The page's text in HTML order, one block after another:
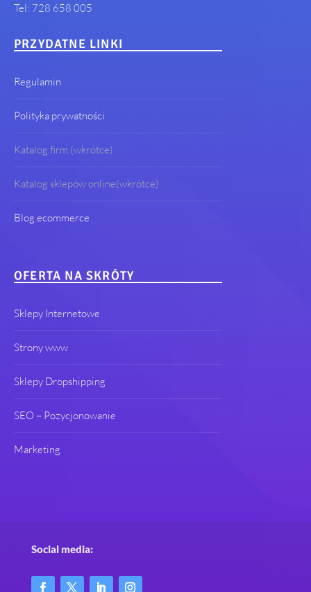
Tel: 728 658 005
PRZYDATNE LINKI
Regulamin
Polityka prywatności
Katalog firm (wkrótce)
Katalog sklepów online(wkrótce)
Blog ecommerce
OFERTA NA SKRÓTY
Sklepy Internetowe
Strony www
Sklepy Dropshipping
SEO – Pozycjonowanie
Marketing
Social media: